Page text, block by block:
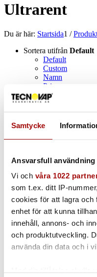
Samtycke
Ansvarsfull
Vi och våra 1022
som t.ex. ditt IP-
cookies för att lagra och
enhet för att kunna
innehåll, annons- och
och produktutveckling.
använda din data och i
Ultrarent
Du är här: Startsida1 /
Sortera utifrån Default
Default
Custom
Namn
Pris
Datum
Popularity (sales)
Average rating
Relevance
Random
Product ID
100 Produkter
100 Produkter
200 Produkter
300 Produkter
Z-Water
alkaliskt